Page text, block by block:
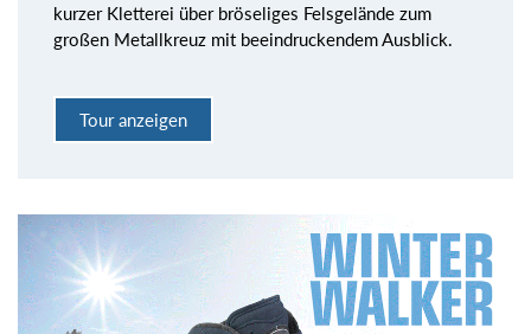
kurzer Kletterei über bröseliges Felsgelände zum
großen Metallkreuz mit beeindruckendem Ausblick.
Tour anzeigen